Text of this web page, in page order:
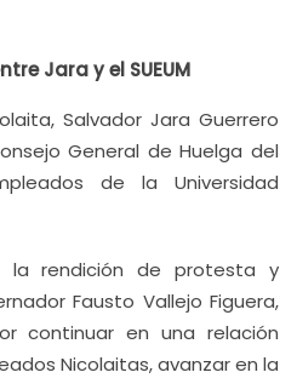
Jara y el SUEUM
Salvador Jara Guerrero
General de Huelga del
de la Universidad
la rendición de protesta y
Fausto Vallejo Figuera,
continuar en una relación
Nicolaitas, avanzar en la